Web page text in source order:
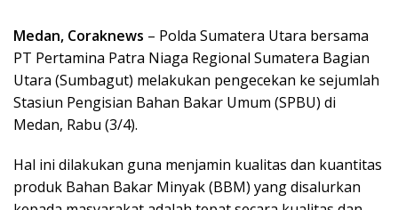
Medan, Coraknews – Polda Sumatera Utara bersama
PT Pertamina Patra Niaga Regional Sumatera Bagian
Utara (Sumbagut) melakukan pengecekan ke sejumlah
Stasiun Pengisian Bahan Bakar Umum (SPBU) di
Medan, Rabu (3/4).
Hal ini dilakukan guna menjamin kualitas dan kuantitas
produk Bahan Bakar Minyak (BBM) yang disalurkan